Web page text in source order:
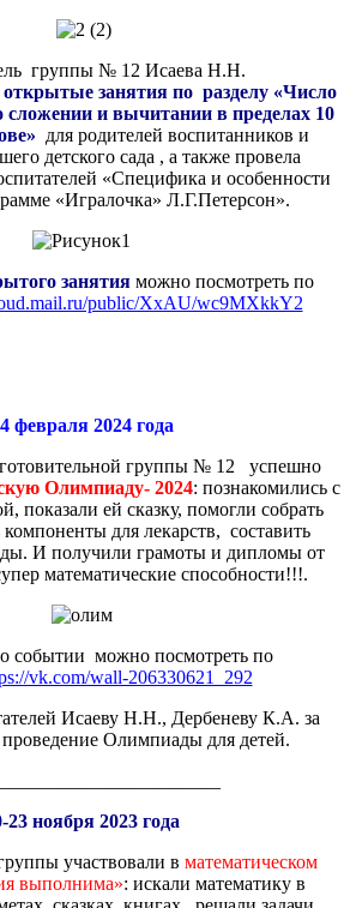
группы № 12 Исаева Н.Н.
открытые занятия по разделу «Число
сложении и вычитании в пределах 10
для родителей воспитанников и
детского сада , а также провела
«Специфика и особенности
«Игралочка» Л.Г.Петерсон».
занятия можно посмотреть по
public/XxAU/wc9MXkkY2
февраля 2024 года
группы № 12 успешно
Олимпиаду- 2024: познакомились с
показали ей сказку, помогли собрать
для лекарств, составить
И получили грамоты и дипломы от
математические способности!!!.
событии можно посмотреть по
vk.com/wall-206330621_292
Исаеву Н.Н., Дербеневу К.А. за
Олимпиады для детей.
23 ноября 2023 года
участвовали в математическом
выполнима»: искали математику в